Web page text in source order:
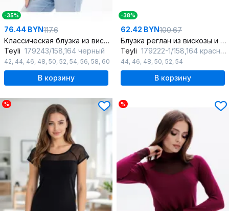
-35%
76.44 BYN117.6
Классическая блузка из вискозы с полупрозрачными манжетами
Teyli 179243/158,164 черный
42, 44, 46, 48, 50, 52, 54, 56, 58, 60
В корзину
-38%
62.42 BYN100.67
Блузка реглан из вискозы и трикотажа красная для демисезона
Teyli 179222-1/158,164 красный
44, 46, 48, 50, 52, 54
В корзину
% %